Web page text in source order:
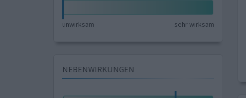
unwirksam sehr wirksam
NEBENWIRKUNGEN